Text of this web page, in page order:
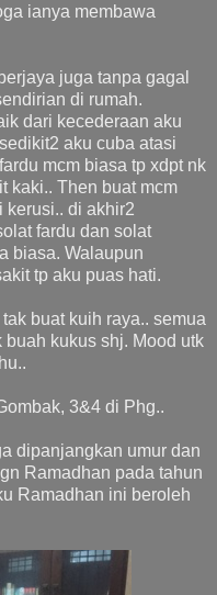
ianya membawa
juga tanpa gagal
di rumah.
dari kecederaan aku
aku cuba atasi
mcm biasa tp xdpt nk
kaki.. Then buat mcm
kerusi.. di akhir2
fardu dan solat
biasa. Walaupun
tp aku puas hati.
buat kuih raya.. semua
buah kukus shj. Mood utk
3&4 di Phg..
dipanjangkan umur dan
Ramadhan pada tahun
Ramadhan ini beroleh